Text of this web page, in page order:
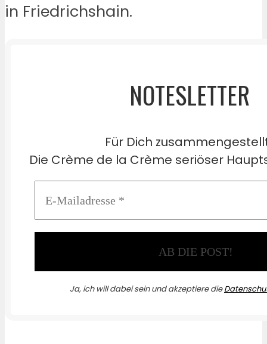
in Friedrichshain.
NOTESLETTER
Für Dich
Die Crème de la Crème seriöser
Ja, ich will dabei sein und akzeptiere die